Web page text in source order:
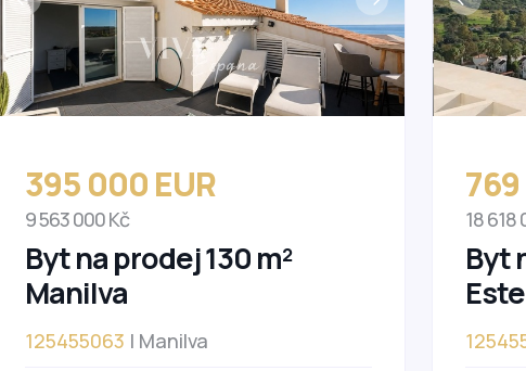
395 000 EUR
9 563 000 Kč
Byt na prodej 130 m²
Manilva
125455063 | Manilva
18 618
Byt